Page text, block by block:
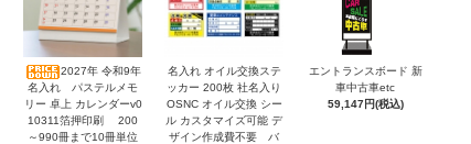
2027年 令和9年
名入れ パステルメモ
リー 卓上 カレンダーv0
10311箔押印刷 200
～990冊まで10冊単位
名入れ オイル交換ステ
ッカー 200枚 社名入り
OSNC オイル交換 シー
ル カスタマイズ可能 デ
ザイン作成費不要 バ
エントランスボード 新
車中古車etc
59,147円(税込)